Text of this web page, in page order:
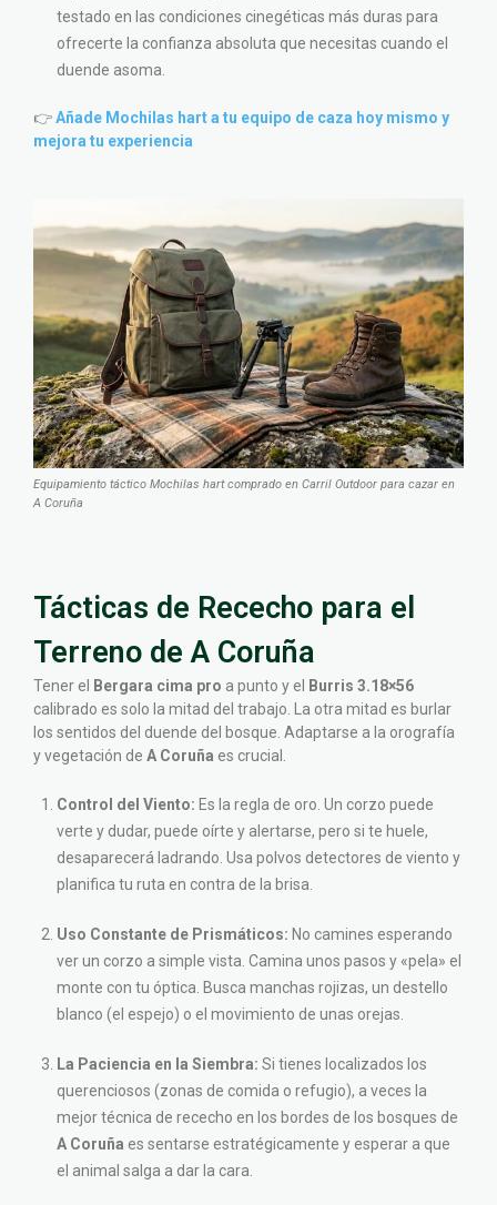
testado en las condiciones cinegéticas más duras para
ofrecerte la confianza absoluta que necesitas cuando el
duende asoma.
👉Añade Mochilas hart a tu equipo de caza hoy mismo y
mejora tu experiencia
Equipamiento táctico Mochilas hart comprado en Carril Outdoor para cazar en
A Coruña
Tácticas de Rececho para el
Terreno de A Coruña
Tener el Bergara cima pro a punto y el
Burris 3.18×56
calibrado es solo la mitad del trabajo. La otra mitad es burlar
los sentidos del duende del bosque. Adaptarse a la orografía
y vegetación de A Coruña es crucial.
Control del Viento: Es la regla de oro. Un corzo puede
verte y dudar, puede oírte y alertarse, pero si te huele,
desaparecerá ladrando. Usa polvos detectores de viento y
planifica tu ruta en contra de la brisa.
Uso Constante de Prismáticos: No camines esperando
ver un corzo a simple vista. Camina unos pasos y «pela» el
monte con tu óptica. Busca manchas rojizas, un destello
blanco (el espejo) o el movimiento de unas orejas.
La Paciencia en la Siembra: Si tienes localizados los
querenciosos (zonas de comida o refugio), a veces la
mejor técnica de rececho en los bordes de los bosques de
A Coruña es sentarse estratégicamente y esperar a que
el animal salga a dar la cara.